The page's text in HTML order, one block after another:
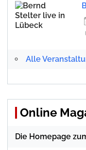
Alle
Online
Die Homepage